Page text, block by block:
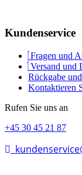
Kundenservice
Fragen und
Versand und
Rückgabe
Kontaktieren
Rufen Sie uns an
+45 30 45 21 87